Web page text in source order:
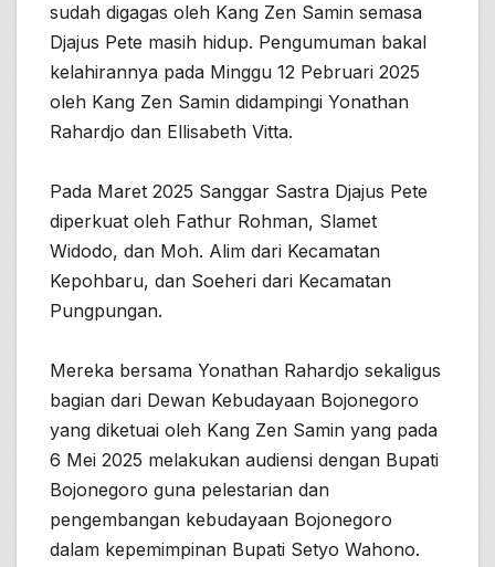
sudah digagas oleh Kang Zen Samin semasa
Djajus Pete masih hidup. Pengumuman bakal
kelahirannya pada Minggu 12 Pebruari 2025
oleh Kang Zen Samin didampingi Yonathan
Rahardjo dan Ellisabeth Vitta.
Pada Maret 2025 Sanggar Sastra Djajus Pete
diperkuat oleh Fathur Rohman, Slamet
Widodo, dan Moh. Alim dari Kecamatan
Kepohbaru, dan Soeheri dari Kecamatan
Pungpungan.
Mereka bersama Yonathan Rahardjo sekaligus
bagian dari Dewan Kebudayaan Bojonegoro
yang diketuai oleh Kang Zen Samin yang pada
6 Mei 2025 melakukan audiensi dengan Bupati
Bojonegoro guna pelestarian dan
pengembangan kebudayaan Bojonegoro
dalam kepemimpinan Bupati Setyo Wahono.